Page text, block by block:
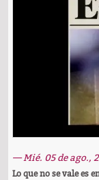
— Mié. 05 de ago.,
Lo que no se vale es